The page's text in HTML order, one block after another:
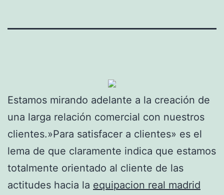
Estamos mirando adelante a la creación de
una larga relación comercial con nuestros
clientes.»Para satisfacer a clientes» es el
lema de que claramente indica que estamos
totalmente orientado al cliente de las
actitudes hacia la equipacion real madrid